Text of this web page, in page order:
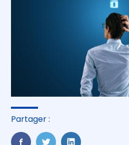
Partager :